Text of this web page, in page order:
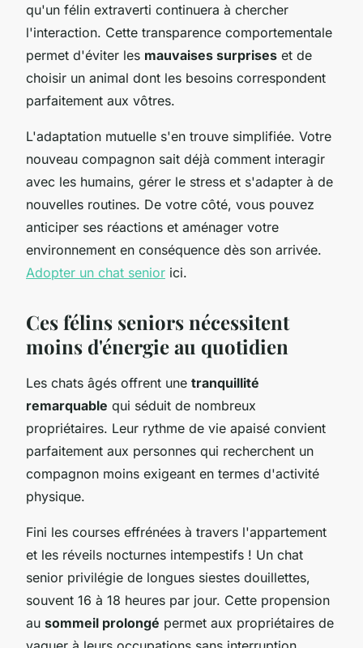
qu'un félin extraverti continuera à chercher
l'interaction. Cette transparence comportementale
permet d'éviter les mauvaises surprises et de
choisir un animal dont les besoins correspondent
parfaitement aux vôtres.
L'adaptation mutuelle s'en trouve simplifiée. Votre
nouveau compagnon sait déjà comment interagir
avec les humains, gérer le stress et s'adapter à de
nouvelles routines. De votre côté, vous pouvez
anticiper ses réactions et aménager votre
environnement en conséquence dès son arrivée.
Adopter un chat senior ici.
Ces félins seniors nécessitent
moins d'énergie au quotidien
Les chats âgés offrent une tranquillité
remarquable qui séduit de nombreux
propriétaires. Leur rythme de vie apaisé convient
parfaitement aux personnes qui recherchent un
compagnon moins exigeant en termes d'activité
physique.
Fini les courses effrénées à travers l'appartement
et les réveils nocturnes intempestifs ! Un chat
senior privilégie de longues siestes douillettes,
souvent 16 à 18 heures par jour. Cette propension
au sommeil prolongé permet aux propriétaires de